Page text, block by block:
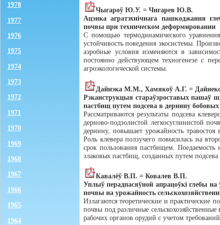
1978
1977
1976
1975
1974
1973
1972
1971
1970
1969
1968
1967
1966
1965
1964
Чыгароў Ю.У. = Чигарев Ю.В.
Ацэнка агратэхнiчнага пашкоджання
почвы при техническом деформировании
С помощью термодинамического
устойчивость поведения экосистемы.
аэробные условия изменяются в
постоянно действующем техногенезе с
агроэкологической системы.
Дайнэка М.М., Хамякоў А.Г. =
Рэканструкцыя стараўзроставых пашаў
пастбищ путем подсева в дернину
Рассматриваются результаты подсева
дерново-подзолистой легкосуглинистой
дернину, повышает урожайность
Роль клевера ползучего повысилась на
срок пользования пастбищем. Поедаемость
злаковых пастбищ, созданных путем подсева
Кавалёў В.П. = Ковалев В.П.
Уплыў перадпасяўной aпpацoўкi глебы на
почвы на урожайность
Излагаются теоретические и практические
почвы под различные
рабочих органов орудий с учетом